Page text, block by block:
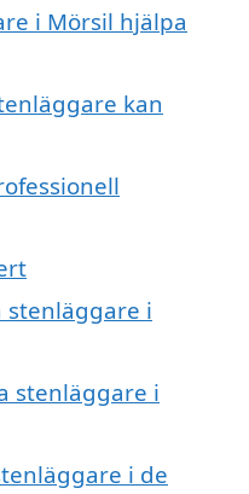
i Mörsil hjälpa
kan
stenläggare i
stenläggare i
i de